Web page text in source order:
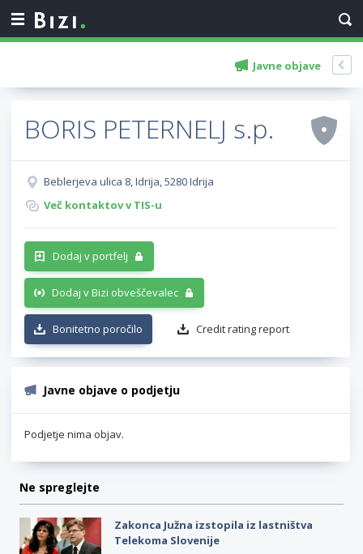
Javne objave
BORIS PETERNELJ s.p.
Beblerjeva ulica 8, Idrija, 5280 Idrija
Več kontaktov v TIS-u
Dodaj v portfelj
Dodaj v Bizi obveščevalec
Bonitetno poročilo Credit rating report
Javne objave o podjetju
Podjetje nima objav.
Ne spreglejte
Zakonca Južna izstopila iz lastništva
Telekoma Slovenije